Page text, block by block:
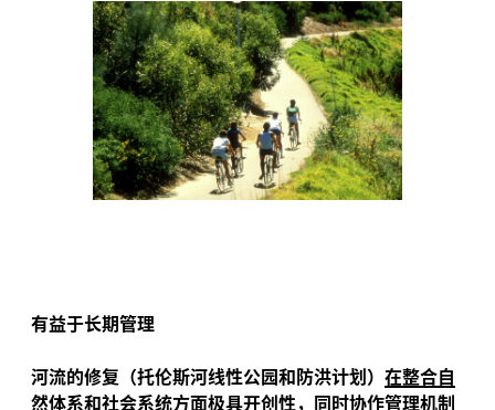
有益于长期管理
河流的修复（托伦斯河线性公园和防洪计划） 在整合自
然体系和社会系统方面极具开创性，同时协作管理机制